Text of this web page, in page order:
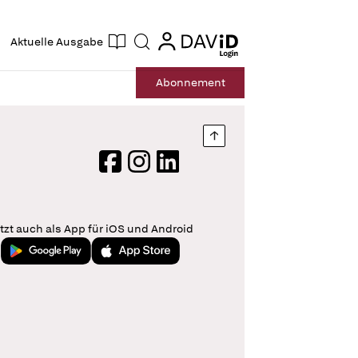
Aktuelle Ausgabe Suche login
login
Abonnement
Nach oben springen
FacebookInstagram
LinkedIn
auch als App für iOS und Android
Jetzt bei Google PlayLaden im App Store